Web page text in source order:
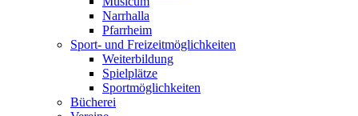
Narrhalla
Pfarrheim
Sport- und Freizeitmöglichkeiten
Weiterbildung
Spielplätze
Sportmöglichkeiten
Bücherei